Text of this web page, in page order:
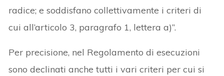
radice; e soddisfano collettivamente i criteri di
cui all’articolo 3, paragrafo 1, lettera a)”.
Per precisione, nel Regolamento di esecuzioni
sono declinati anche tutti i vari criteri per cui si